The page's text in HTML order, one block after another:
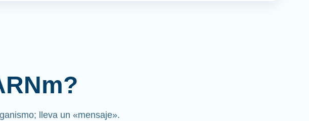
lleva un «mensaje».